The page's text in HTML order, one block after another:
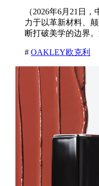
（2026年6月21日
力于以革新材料、
断打破美学的边界
# OAKLEY欧克利